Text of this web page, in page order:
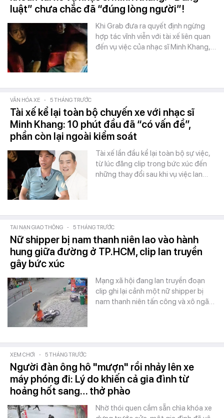
luật” chưa chắc đã “đúng lòng người”!
Khi Grab đưa ra quyết định ngừng
hợp tác vĩnh viễn với tài xế liên quan
đến vụ việc của nhạc sĩ Minh Khang,…
VĂN HÓA XE - 5 THÁNG TRƯỚC
Tài xế kể lại toàn bộ chuyến xe với nhạc sĩ
Minh Khang: 10 phút đầu đã “có vấn đề”,
phần còn lại ngoài kiểm soát
Tài xế lần đầu kể lại toàn bộ sự việc,
từ lúc đăng clip trong bức xúc đến
những thay đổi sau khi vụ việc lan…
TAI NẠN GIAO THÔNG - 5 THÁNG TRƯỚC
Nữ shipper bị nam thanh niên lao vào hành
hung giữa đường ở TP.HCM, clip lan truyền
gây bức xúc
Mạng xã hội đang lan truyền đoạn
clip ghi lại cảnh một nữ shipper bị
nam thanh niên tấn công và xô ngã…
XEM CHƠI - 5 THÁNG TRƯỚC
Người đàn ông hô "mượn" rồi nhảy lên xe
máy phóng đi: Lý do khiến cả gia đình từ
hoảng hốt sang… thở phào
Nhờ thói quen cắm sẵn chìa khóa xe